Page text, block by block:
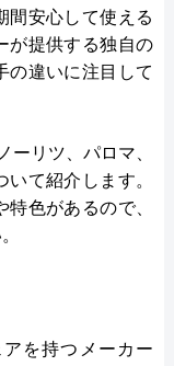
間安心して使える
が提供する独自の
の違いに注目して
ーリツ、パロマ、
て紹介します。
色があるので、
を持つメーカー